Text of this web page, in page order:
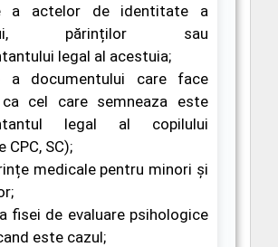
a actelor de identitate a
părinților sau
legal al acestuia;
a documentului care face
cel care semneaza este
legal al copilului
CPC, SC);
medicale pentru minori și
fisei de evaluare psihologice
este cazul;